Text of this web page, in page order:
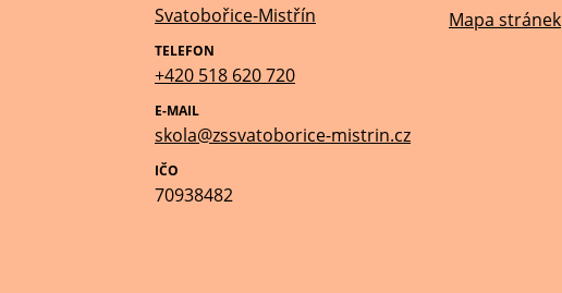
Svatobořice-Mistřín
TELEFON
+420 518 620 720
E-MAIL
skola@zssvatoborice-mistrin.cz
IČO
70938482
Mapa stránek